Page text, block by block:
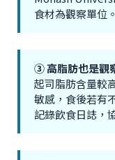
食材為觀察單位。
③ 高脂肪也是觀
起司脂肪含量較
敏感，食後若有
記錄飲食日誌，